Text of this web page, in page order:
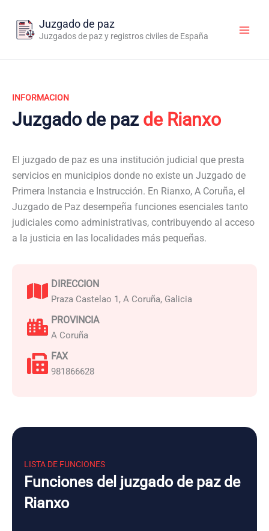
contenido
Juzgado de paz
Juzgados de paz y registros civiles de España
INFORMACION
Juzgado de paz de Rianxo
El juzgado de paz es una institución judicial que presta
servicios en municipios donde no existe un Juzgado de
Primera Instancia e Instrucción. En Rianxo, A Coruña, el
Juzgado de Paz desempeña funciones esenciales tanto
judiciales como administrativas, contribuyendo al acceso
a la justicia en las localidades más pequeñas.
DIRECCION
Praza Castelao 1, A Coruña, Galicia
PROVINCIA
A Coruña
FAX
981866628
LISTA DE FUNCIONES
Funciones del juzgado de paz de
Rianxo